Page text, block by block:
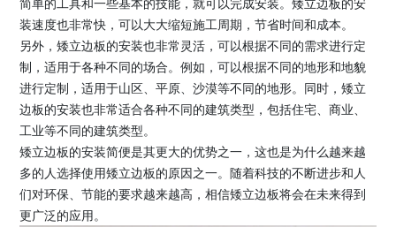
装速度也非常快，可以大大缩短施工周期，节省时间和成本。
另外，矮立边板的安装也非常灵活，可以根据不同的需求进行定
制，适用于各种不同的场合。例如，可以根据不同的地形和地貌
进行定制，适用于山区、平原、沙漠等不同的地形。同时，矮立
边板的安装也非常适合各种不同的建筑类型，包括住宅、商业、
工业等不同的建筑类型。
矮立边板的安装简便是其更大的优势之一，这也是为什么越来越
多的人选择使用矮立边板的原因之一。随着科技的不断进步和人
们对环保、节能的要求越来越高，相信矮立边板将会在未来得到
更广泛的应用。